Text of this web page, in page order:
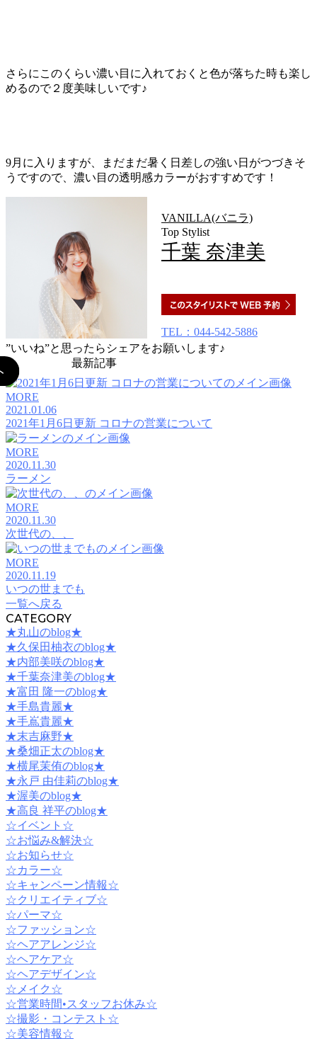
さらにこのくらい濃い目に入れておくと色が落ちた時も楽し
めるので２度美味しいです♪
9月に入りますが、まだまだ暑く日差しの強い日がつづきそ
うですので、濃い目の透明感カラーがおすすめです！
VANILLA(バニラ)
Top Stylist
千葉 奈津美
TEL：044-542-5886
”いいね”と思ったらシェアをお願いします♪
最新記事
MORE
2021.01.06
2021年1月6日更新 コロナの営業について
MORE
2020.11.30
ラーメン
MORE
2020.11.30
次世代の、、
MORE
2020.11.19
いつの世までも
一覧へ戻る
CATEGORY
★丸山のblog★
★久保田柚衣のblog★
★内部美咲のblog★
★千葉奈津美のblog★
★富田 隆一のblog★
★手島貴麗★
★手嶌貴麗★
★末吉麻野★
★桑畑正太のblog★
★横尾茉侑のblog★
★永戸 由佳莉のblog★
★渥美のblog★
★高良 祥平のblog★
☆イベント☆
☆お悩み&解決☆
☆お知らせ☆
☆カラー☆
☆キャンペーン情報☆
☆クリエイティブ☆
☆パーマ☆
☆ファッション☆
☆ヘアアレンジ☆
☆ヘアケア☆
☆ヘアデザイン☆
☆メイク☆
☆営業時間•スタッフお休み☆
☆撮影・コンテスト☆
☆美容情報☆